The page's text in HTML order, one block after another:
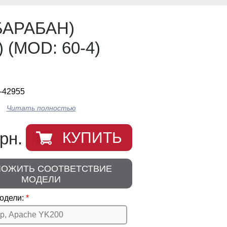
60-4)
Читать полностью
КУПИТЬ
СООТВЕТСТВИЕ
МОДЕЛИ